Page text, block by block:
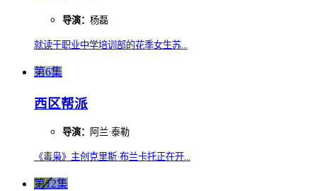
导演： 杨磊
就读于职业中学培训部的花季女生苏...
第6集
西区帮派
导演： 阿兰·泰勒
《毒枭》主创克里斯·布兰卡托正在开...
第12集